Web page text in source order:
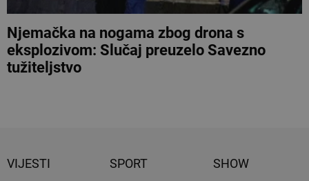
Njemačka na nogama zbog drona s
eksplozivom: Slučaj preuzelo Savezno
tužiteljstvo
VIJESTI SPORT SHOW